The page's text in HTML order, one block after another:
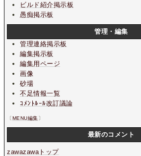
ビルド紹介掲示板
愚痴掲示板
管理・編集
管理連絡掲示板
編集掲示板
編集用ページ
画像
砂場
不足情報一覧
ｺﾒﾝﾄﾙｰﾙ改訂議論
〔 MENU編集 〕
最新のコメント
zawazawaトップ